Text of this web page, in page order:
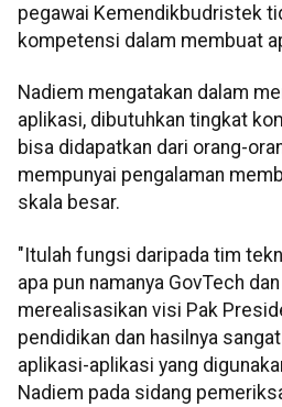
pegawai Kemendikbudristek
kompetensi dalam membuat
Nadiem mengatakan dalam
aplikasi, dibutuhkan tingkat
bisa didapatkan dari orang-
mempunyai pengalaman
skala besar.
"Itulah fungsi daripada tim
apa pun namanya GovTech
merealisasikan visi Pak
pendidikan dan hasilnya
aplikasi-aplikasi yang
Nadiem pada sidang